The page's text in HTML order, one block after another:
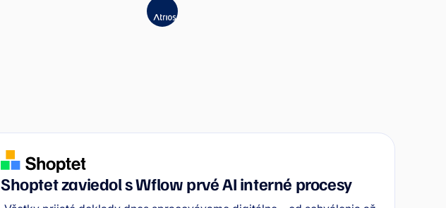
Shoptet zaviedol s Wflow prvé AI interné procesy